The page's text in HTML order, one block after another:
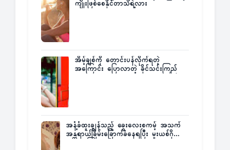
ကျိုးဖြစ်စေနိုင်တာသိရဲ့လား
အိမ့်ချစ်ကို တောင်းပန်လိုက်ရတဲ့
အကြောင်း ပြောလာတဲ့ ခိုင်သင်းကြည်
အနံ့ခံထူးချွန်သည့် ခွေးလေးစကမ့် အသက်
အန္တရာယ်ခြိမ်းခြောက်ခံနေရပြီး မူးယစ်ဂိုဏ်း